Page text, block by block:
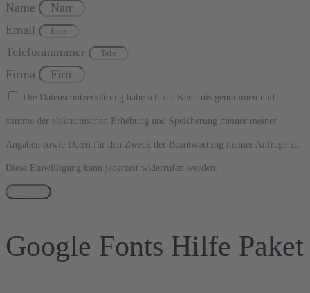
Name
Email
Telefonnummer
Firma
Die Datenschutzerklärung habe ich zur Kenntnis genommen und
stimme der elektronischen Erhebung und Speicherung meiner meiner
Angaben sowie Daten für den Zweck der Beantwortung meiner Anfrage zu.
Diese Einwilligung kann jederzeit widerrufen werden.
Google Fonts Hilfe Paket